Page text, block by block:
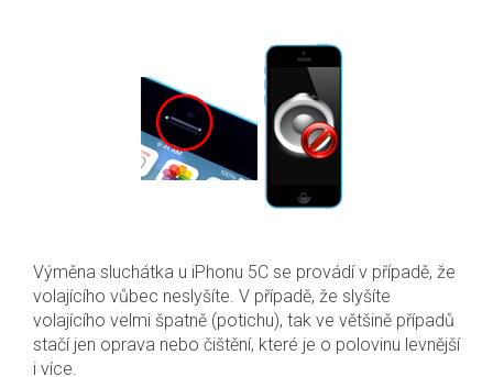
Výměna sluchátka u iPhonu 5C se provádí v případě, že
volajícího vůbec neslyšíte. V případě, že slyšíte
volajícího velmi špatně (potichu), tak ve většině případů
stačí jen oprava nebo čištění, které je o polovinu levnější
i více.